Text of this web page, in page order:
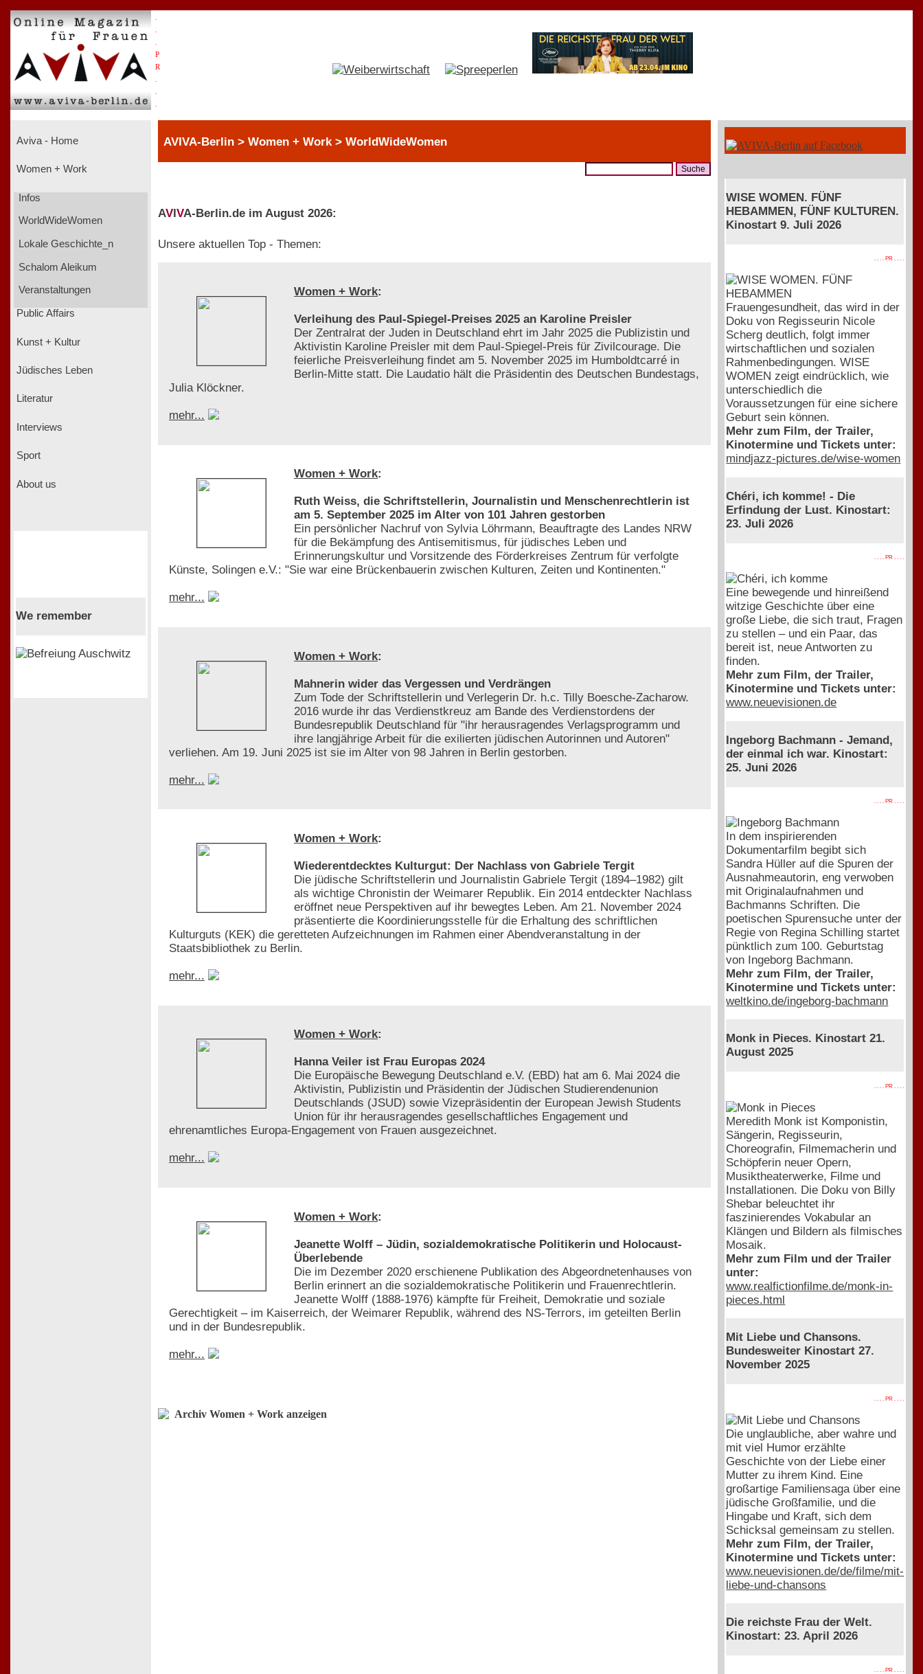
P
R
Aviva - Home
Women + Work
Infos
WorldWideWomen
Lokale Geschichte_n
Schalom Aleikum
Veranstaltungen
Public Affairs
Kunst + Kultur
Jüdisches Leben
Literatur
Interviews
Sport
About us
We remember
AVIVA-Berlin > Women + Work > WorldWideWomen
AVIVA-Berlin.de im August 2026:
Unsere aktuellen Top - Themen:
Women + Work:
Verleihung des Paul-Spiegel-Preises 2025 an Karoline Preisler
Der Zentralrat der Juden in Deutschland ehrt im Jahr 2025 die Publizistin und
Aktivistin Karoline Preisler mit dem Paul-Spiegel-Preis für Zivilcourage. Die
feierliche Preisverleihung findet am 5. November 2025 im Humboldtcarré in
Berlin-Mitte statt. Die Laudatio hält die Präsidentin des Deutschen Bundestags,
Julia Klöckner.
mehr...
Women + Work:
Ruth Weiss, die Schriftstellerin, Journalistin und Menschenrechtlerin ist
am 5. September 2025 im Alter von 101 Jahren gestorben
Ein persönlicher Nachruf von Sylvia Löhrmann, Beauftragte des Landes NRW
für die Bekämpfung des Antisemitismus, für jüdisches Leben und
Erinnerungskultur und Vorsitzende des Förderkreises Zentrum für verfolgte
Künste, Solingen e.V.: "Sie war eine Brückenbauerin zwischen Kulturen, Zeiten und Kontinenten."
mehr...
Women + Work:
Mahnerin wider das Vergessen und Verdrängen
Zum Tode der Schriftstellerin und Verlegerin Dr. h.c. Tilly Boesche-Zacharow.
2016 wurde ihr das Verdienstkreuz am Bande des Verdienstordens der
Bundesrepublik Deutschland für "ihr herausragendes Verlagsprogramm und
ihre langjährige Arbeit für die exilierten jüdischen Autorinnen und Autoren"
verliehen. Am 19. Juni 2025 ist sie im Alter von 98 Jahren in Berlin gestorben.
mehr...
Women + Work:
Wiederentdecktes Kulturgut: Der Nachlass von Gabriele Tergit
Die jüdische Schriftstellerin und Journalistin Gabriele Tergit (1894–1982) gilt
als wichtige Chronistin der Weimarer Republik. Ein 2014 entdeckter Nachlass
eröffnet neue Perspektiven auf ihr bewegtes Leben. Am 21. November 2024
präsentierte die Koordinierungsstelle für die Erhaltung des schriftlichen
Kulturguts (KEK) die geretteten Aufzeichnungen im Rahmen einer Abendveranstaltung in der
Staatsbibliothek zu Berlin.
mehr...
Women + Work:
Hanna Veiler ist Frau Europas 2024
Die Europäische Bewegung Deutschland e.V. (EBD) hat am 6. Mai 2024 die
Aktivistin, Publizistin und Präsidentin der Jüdischen Studierendenunion
Deutschlands (JSUD) sowie Vizepräsidentin der European Jewish Students
Union für ihr herausragendes gesellschaftliches Engagement und
ehrenamtliches Europa-Engagement von Frauen ausgezeichnet.
mehr...
Women + Work:
Jeanette Wolff – Jüdin, sozialdemokratische Politikerin und Holocaust-
Überlebende
Die im Dezember 2020 erschienene Publikation des Abgeordnetenhauses von
Berlin erinnert an die sozialdemokratische Politikerin und Frauenrechtlerin.
Jeanette Wolff (1888-1976) kämpfte für Freiheit, Demokratie und soziale
Gerechtigkeit – im Kaiserreich, der Weimarer Republik, während des NS-Terrors, im geteilten Berlin
und in der Bundesrepublik.
mehr...
Archiv Women + Work anzeigen
WISE WOMEN. FÜNF
HEBAMMEN, FÜNF KULTUREN.
Kinostart 9. Juli 2026
. . . . PR . . . .
Frauengesundheit, das wird in der
Doku von Regisseurin Nicole
Scherg deutlich, folgt immer
wirtschaftlichen und sozialen
Rahmenbedingungen. WISE
WOMEN zeigt eindrücklich, wie
unterschiedlich die
Voraussetzungen für eine sichere
Geburt sein können.
Mehr zum Film, der Trailer,
Kinotermine und Tickets unter:
mindjazz-pictures.de/wise-women
Chéri, ich komme! - Die
Erfindung der Lust. Kinostart:
23. Juli 2026
. . . . PR . . . .
Eine bewegende und hinreißend
witzige Geschichte über eine
große Liebe, die sich traut, Fragen
zu stellen – und ein Paar, das
bereit ist, neue Antworten zu
finden.
Mehr zum Film, der Trailer,
Kinotermine und Tickets unter:
www.neuevisionen.de
Ingeborg Bachmann - Jemand,
der einmal ich war. Kinostart:
25. Juni 2026
. . . . PR . . . .
In dem inspirierenden
Dokumentarfilm begibt sich
Sandra Hüller auf die Spuren der
Ausnahmeautorin, eng verwoben
mit Originalaufnahmen und
Bachmanns Schriften. Die
poetischen Spurensuche unter der
Regie von Regina Schilling startet
pünktlich zum 100. Geburtstag
von Ingeborg Bachmann.
Mehr zum Film, der Trailer,
Kinotermine und Tickets unter:
weltkino.de/ingeborg-bachmann
Monk in Pieces. Kinostart 21.
August 2025
. . . . PR . . . .
Meredith Monk ist Komponistin,
Sängerin, Regisseurin,
Choreografin, Filmemacherin und
Schöpferin neuer Opern,
Musiktheaterwerke, Filme und
Installationen. Die Doku von Billy
Shebar beleuchtet ihr
faszinierendes Vokabular an
Klängen und Bildern als filmisches
Mosaik.
Mehr zum Film und der Trailer
unter:
www.realfictionfilme.de/monk-in-
pieces.html
Mit Liebe und Chansons.
Bundesweiter Kinostart 27.
November 2025
. . . . PR . . . .
Die unglaubliche, aber wahre und
mit viel Humor erzählte
Geschichte von der Liebe einer
Mutter zu ihrem Kind. Eine
großartige Familiensaga über eine
jüdische Großfamilie, und die
Hingabe und Kraft, sich dem
Schicksal gemeinsam zu stellen.
Mehr zum Film, der Trailer,
Kinotermine und Tickets unter:
www.neuevisionen.de/de/filme/mit-
liebe-und-chansons
Die reichste Frau der Welt.
Kinostart: 23. April 2026
. . . . PR . . . .